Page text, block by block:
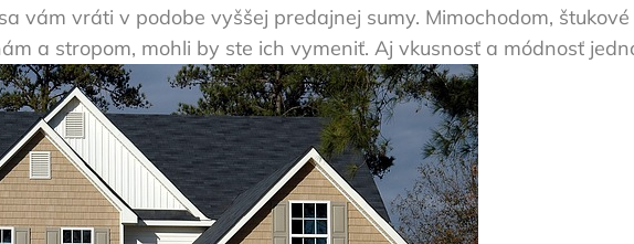
vám vráti v podobe vyššej predajnej sumy. Mimochodom,
a stropom, mohli by ste ich vymeniť. Aj vkusnosť a módnosť